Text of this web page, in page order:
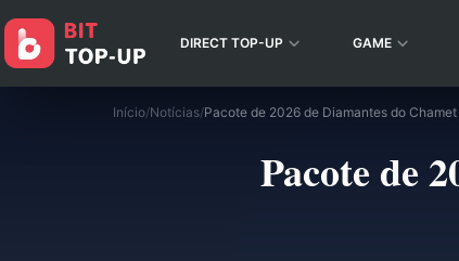
DIRECT TOP-UP GAME
Início/Notícias/
Pacote de